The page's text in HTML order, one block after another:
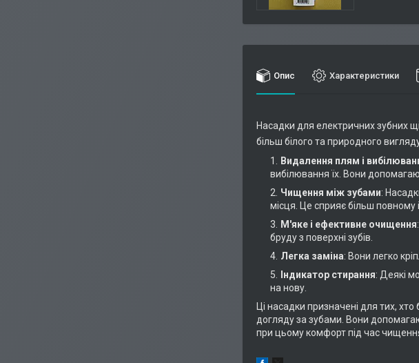
Опис Характеристики
Насадки для електричних зубних
більш білого та природного
Видалення плям і
вибілювання їх. Вони
Чищення між зубами:
місця. Це сприяє більш
М'яке і ефективне очищення
бруду з поверхні зубів.
Легка заміна: Вони легко
Індикатор стирання: Деякі
на нову.
Ці насадки призначені для тих,
догляду за зубами. Вони
при цьому комфорт під час